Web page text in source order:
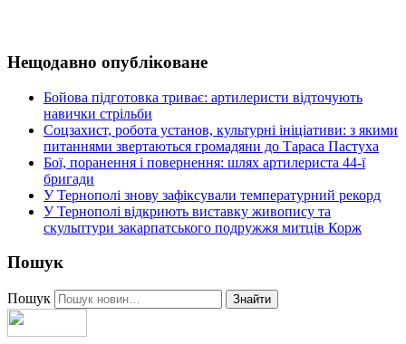
Нещодавно опубліковане
Бойова підготовка триває: артилеристи відточують
навички стрільби
Соцзахист, робота установ, культурні ініціативи: з якими
питаннями звертаються громадяни до Тараса Пастуха
Бої, поранення і повернення: шлях артилериста 44-ї
бригади
У Тернополі знову зафіксували температурний рекорд
У Тернополі відкриють виставку живопису та
скульптури закарпатського подружжя митців Корж
Пошук
Пошук Знайти